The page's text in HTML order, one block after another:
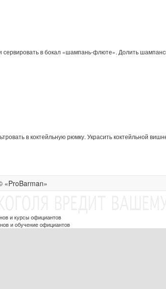
в бокал «шампань-флюте». Долить
в коктейльную рюмку. Украсить коктейльной
«ProBarman»
и курсы официантов
и обучение официантов